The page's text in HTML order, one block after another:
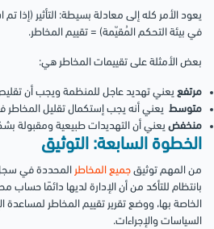
يعود الأمر كله إلى معادلة بسيطة: التأثير (إذا
في بيئة التحكم المُقيّمة) = تقييم المخاطر.
بعض الأمثلة على تقييمات المخاطر هي:
مرتفع يعني تهديد عاجل للمنظمة ويجب أن
متوسط يعني أنه يجب إستكمال تقليل المخاطر
منخفض يعني أن التهديدات طبيعية ومقبولة
الخطوة السابعة: التوثيق
من المهم توثيق جميع المخاطر المحددة في
بانتظام للتأكد من أن الإدارة لديها دائمًا حساب
الخاصة بها، ووضع تقرير تقييم المخاطر لمساعدة
السياسات والإجراءات.